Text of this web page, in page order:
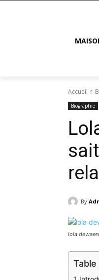
Accueil
Biographie
By
lola